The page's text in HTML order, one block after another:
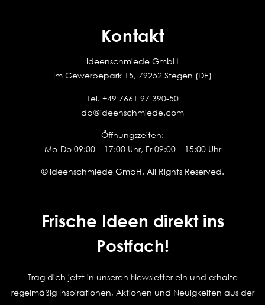
Kontakt
Ideenschmiede GmbH
Im Gewerbepark 15, 79252 Stegen (DE)
Tel. +49 7661 97 390-50
db@ideenschmiede.com
Öffnungszeiten:
Mo-Do 09:00 – 17:00 Uhr, Fr 09:00 – 15:00 Uhr
© Ideenschmiede GmbH. All Rights Reserved.
Frische Ideen direkt ins
Postfach!
Trag dich jetzt in unseren Newsletter ein und erhalte
regelmäßig Inspirationen, Aktionen und Neuigkeiten aus der